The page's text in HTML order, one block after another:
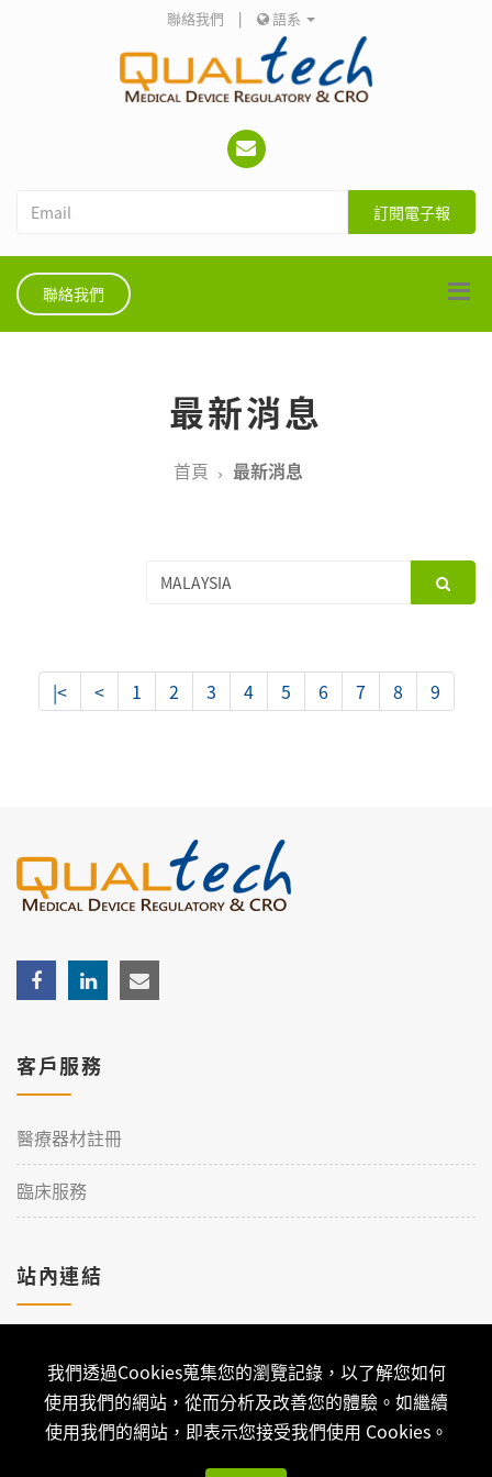
聯絡我們 | 語系
訂閱電子報
聯絡我們
最新消息
首頁 最新消息
|< < 1 2 3 4 5 6 7 8 9
我們透過Cookies蒐集您的瀏覽記錄，以了解您如何
使用我們的網站，從而分析及改善您的體驗。如繼續
使用我們的網站，即表示您接受我們使用 Cookies。
客戶服務
醫療器材註冊
臨床服務
站內連結
聯絡我們